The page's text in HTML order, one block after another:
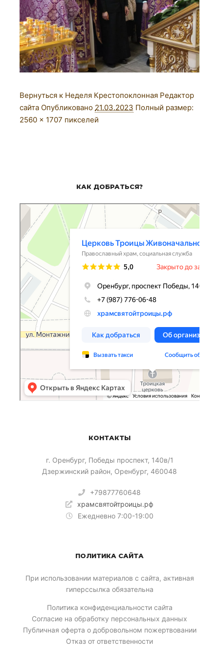
Вернуться к Неделя Крестопоклонная Редактор
сайта Опубликовано 21.03.2023 Полный размер:
2560 × 1707 пикселей
КАК ДОБРАТЬСЯ?
Церковь Троицы Живоначальной
Православный храм в Оренбурге
КОНТАКТЫ
​г. Оренбург, Победы проспект, 140в/1
Дзержинский район, Оренбург, 460048
+79877760648
храмсвятойтроицы.рф
Ежедневно 7:00-19:00
ПОЛИТИКА САЙТА
При использовании материалов с сайта, активная
гиперссылка обязательна
Политика конфиденциальности сайта
Согласие на обработку персональных данных
Публичная оферта о добровольном пожертвовании
Отказ от ответственности